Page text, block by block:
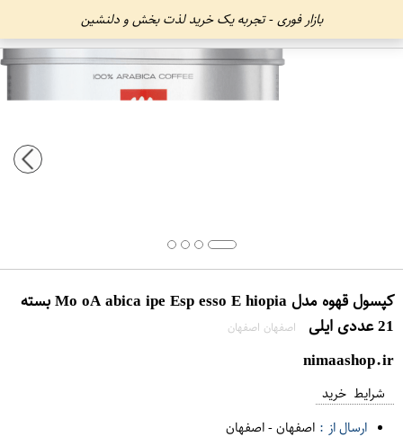
بازار فوری - تجربه یک خرید لذت بخش و دلنشین
کپسول قهوه مدل Mo oA abica ipe Esp esso E hiopia بسته
21 عددی ایلی
اصفهان اصفهان
nimaashop.ir
شرایط خرید
ارسال از : اصفهان-اصفهان